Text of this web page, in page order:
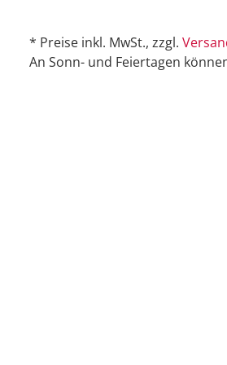
* Preise inkl. MwSt., zzgl.
An Sonn- und Feiertagen